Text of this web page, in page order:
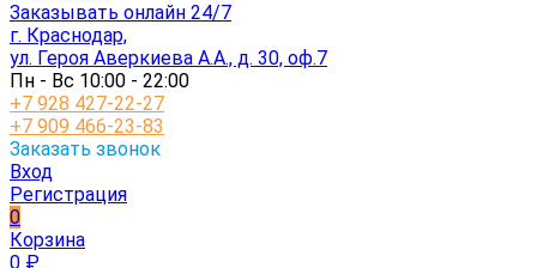
Заказывать онлайн 24/7
г. Краснодар,
ул. Героя Аверкиева А.А., д. 30, оф.7
Пн - Вс 10:00 - 22:00
+7 928 427-22-27
+7 909 466-23-83
Заказать звонок
Вход
Регистрация
0
Корзина
0 ₽